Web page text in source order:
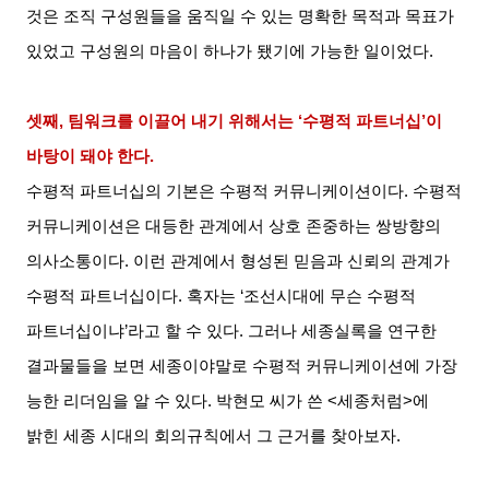
것은 조직 구성원들을 움직일 수 있는 명확한 목적과 목표가
있었고 구성원의 마음이 하나가 됐기에 가능한 일이었다.
셋째 , 팀워크를 이끌어 내기 위해서는 ‘수평적 파트너십’이
바탕이 돼야 한다.
수평적 파트너십의 기본은 수평적 커뮤니케이션이다. 수평적
커뮤니케이션은 대등한 관계에서 상호 존중하는 쌍방향의
의사소통이다. 이런 관계에서 형성된 믿음과 신뢰의 관계가
수평적 파트너십이다. 혹자는 ‘조선시대에 무슨 수평적
파트너십이냐’라고 할 수 있다. 그러나 세종실록을 연구한
결과물들을 보면 세종이야말로 수평적 커뮤니케이션에 가장
능한 리더임을 알 수 있다. 박현모 씨가 쓴 <세종처럼>에
밝힌 세종 시대의 회의규칙에서 그 근거를 찾아보자.